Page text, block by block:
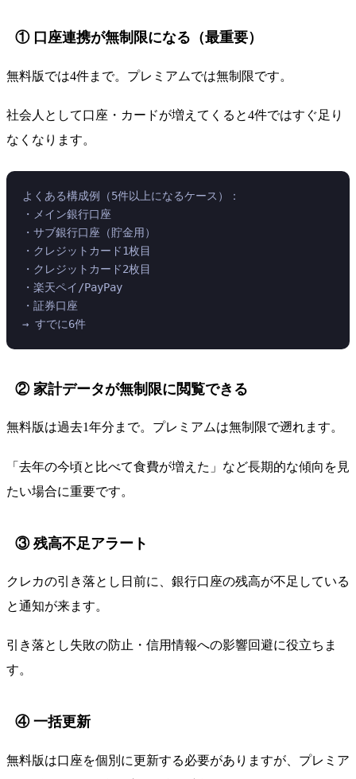
① 口座連携が無制限になる（最重要）
無料版では4件まで。プレミアムでは無制限です。
社会人として口座・カードが増えてくると4件ではすぐ足り
なくなります。
よくある構成例（5件以上になるケース）：
・メイン銀行口座
・サブ銀行口座（貯金用）
・クレジットカード1枚目
・クレジットカード2枚目
・楽天ペイ/PayPay
・証券口座
→ すでに6件
② 家計データが無制限に閲覧できる
無料版は過去1年分まで。プレミアムは無制限で遡れます。
「去年の今頃と比べて食費が増えた」など長期的な傾向を見
たい場合に重要です。
③ 残高不足アラート
クレカの引き落とし日前に、銀行口座の残高が不足している
と通知が来ます。
引き落とし失敗の防止・信用情報への影響回避に役立ちま
す。
④ 一括更新
無料版は口座を個別に更新する必要がありますが、プレミア